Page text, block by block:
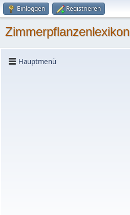
Einloggen Registrieren
Zimmerpflanzenlexikon
Hauptmenü